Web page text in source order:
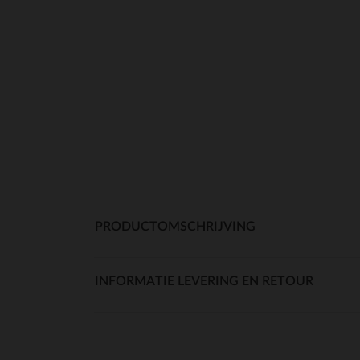
PRODUCTOMSCHRIJVING
INFORMATIE LEVERING EN RETOUR